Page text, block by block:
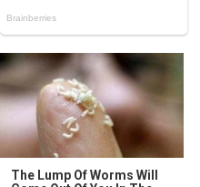
The Lump Of Worms Will